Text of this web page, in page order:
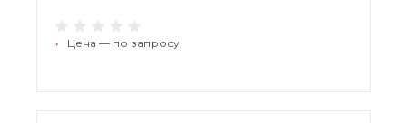
• Цена — по запросу